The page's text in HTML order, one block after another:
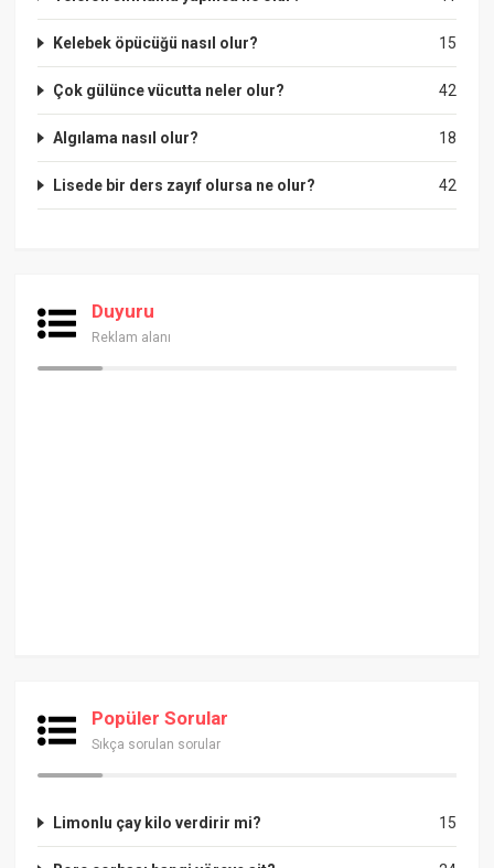
15
Kelebek öpücüğü nasıl olur?
42
Çok gülünce vücutta neler olur?
18
Algılama nasıl olur?
42
Lisede bir ders zayıf olursa ne olur?
Duyuru
Reklam alanı
Popüler Sorular
Sıkça sorulan sorular
15
Limonlu çay kilo verdirir mi?